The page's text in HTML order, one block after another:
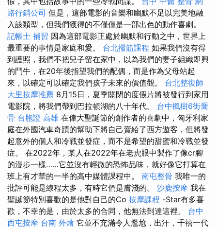
路行銷公司 但是，這部電影的音樂和幽默不足以完美地融
入該類型，但我們獲得的不僅僅是一部出色的動作喜劇。
記帳士 補習 因為這部電影正處於幽默和行動之中，世界上
最重要的事情是家庭和愛。 台北撥筋課程 如果我們沒有得
到護照，我們不把兒子留在家中，以為我們的妻子組織即興
的鬥牛，在20年後指望我們的配偶，而是作為父母站起
來，以確定可以確定我們孩子未來的價值觀。 台北整復師
大里按摩推薦 8月15日，夏季關閉的度假片將被發行到家用
電影院，將我們帶到巴拉頓湖的八十年代。 台中楓樹6街喬
骨 台胞證 高雄 在偉大聖誕節的創作者的喜劇中，匈牙利家
庭在外國汽車奇蹟的幫助下將自己賣給了西方遊客，但將發
起意外的個人和冷戰並發症，而不是希望的甜蜜和冷戰並發
症。 在2022年，某人在2022年在老虎眼中製作了像cr腳
的漫步一樣……它並沒有輕微的恐怖品味，就好像它打算在
班上有才華的一半的高中媒體課程中。 南屯整骨 我唯一的
批評可能是線程太多，有時它們是膚淺的。 沙鹿按摩 我在
聖誕節特別喜歡的是他對自己的Co 按摩課程 -Star有多喜
歡，不幸的是，由於太多的合同，他無法到達這裡。 台中
西屯按摩 台南 外燴 它並不充滿令人尷尬，出汗，千禧一代